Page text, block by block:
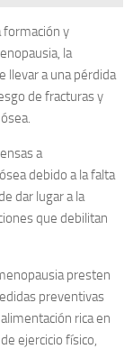
formación y
la
llevar a una pérdida
de fracturas y
a
debido a la falta
dar lugar a la
que debilitan
presten
preventivas
rica en
ejercicio físico,